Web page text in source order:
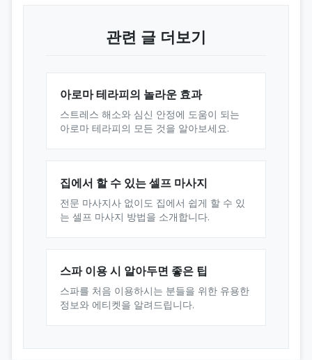
관련 글 더보기
아로마 테라피의 놀라운 효과
스트레스 해소와 심신 안정에 도움이 되는
아로마 테라피의 모든 것을 알아보세요.
집에서 할 수 있는 셀프 마사지
전문 마사지사 없이도 집에서 쉽게 할 수 있
는 셀프 마사지 방법을 소개합니다.
스파 이용 시 알아두면 좋은 팁
스파를 처음 이용하시는 분들을 위한 유용한
정보와 에티켓을 알려드립니다.